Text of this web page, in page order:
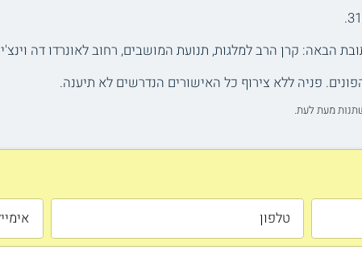
הרב למלגות, תנועת המושבים, רחוב לאונרדו דה וינצ'י 19 תל אביב, 64733.
פניה ללא צירוף כל האישורים הנדרשים לא תיענה.
מעת לעת.